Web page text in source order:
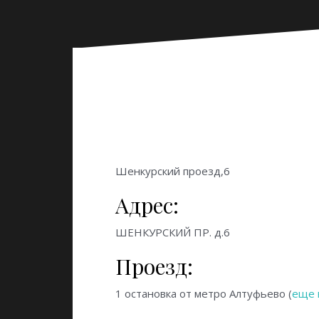
Шенкурский проезд,6
Адрес:
ШЕНКУРСКИЙ ПР. д.6
Проезд:
1 остановка от метро Алтуфьево (еще